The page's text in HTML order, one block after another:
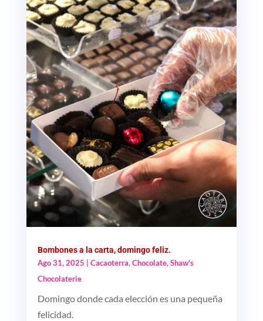
Bombones a la carta, domingo feliz.
Ago 31, 2025
Cacaoterra,Chocolate,Shaw's
Chocolaterie
Domingo donde cada elección es una pequeña
felicidad.